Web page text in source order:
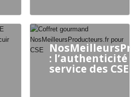
: l’authenticité
service des CSE